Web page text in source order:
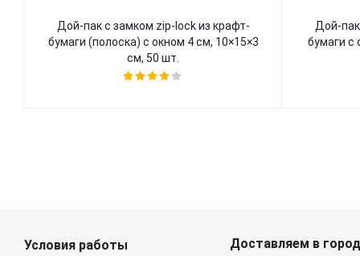
Дой-пак с замком zip-lock из крафт-
бумаги (полоска) с окном 4 см, 10×15×3
cм, 50 шт.
Дой-
бумаги с
Условия работы Доставляем в